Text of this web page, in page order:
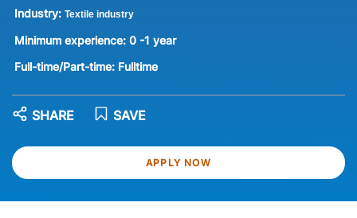
Industry: Textile industry
Minimum experience: 0 -1 year
Full-time/Part-time: Fulltime
APPLY NOW
SAVE
SHARE